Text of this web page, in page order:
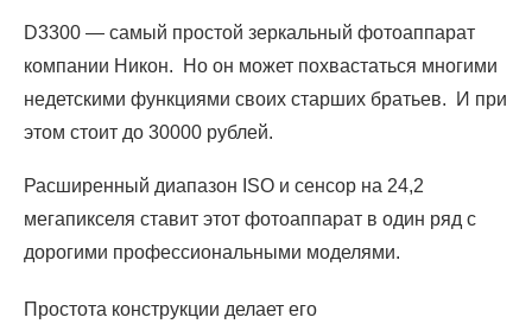
D3300 — самый простой зеркальный фотоаппарат
компании Никон. Но он может похвастаться многими
недетскими функциями своих старших братьев. И при
этом стоит до 30000 рублей.
Расширенный диапазон ISO и сенсор на 24,2
мегапикселя ставит этот фотоаппарат в один ряд с
дорогими профессиональными моделями.
Простота конструкции делает его